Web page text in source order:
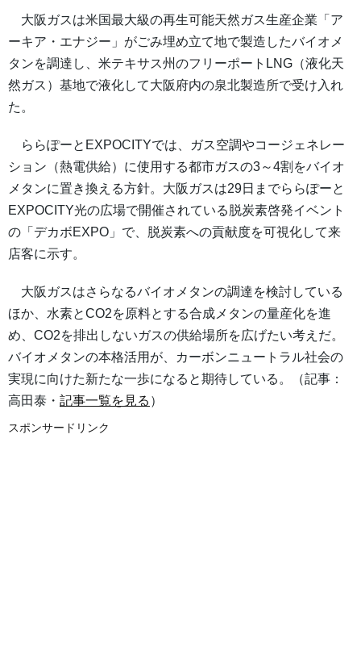
大阪ガスは米国最大級の再生可能天然ガス生産企業「ア
ーキア・エナジー」がごみ埋め立て地で製造したバイオメ
タンを調達し、米テキサス州のフリーポートLNG（液化天
然ガス）基地で液化して大阪府内の泉北製造所で受け入れ
た。
ららぽーとEXPOCITYでは、ガス空調やコージェネレー
ション（熱電供給）に使用する都市ガスの3～4割をバイオ
メタンに置き換える方針。大阪ガスは29日までららぽーと
EXPOCITY光の広場で開催されている脱炭素啓発イベント
の「デカボEXPO」で、脱炭素への貢献度を可視化して来
店客に示す。
大阪ガスはさらなるバイオメタンの調達を検討している
ほか、水素とCO2を原料とする合成メタンの量産化を進
め、CO2を排出しないガスの供給場所を広げたい考えだ。
バイオメタンの本格活用が、カーボンニュートラル社会の
実現に向けた新たな一歩になると期待している。（記事：
高田泰・ 記事一覧を見る ）
スポンサードリンク